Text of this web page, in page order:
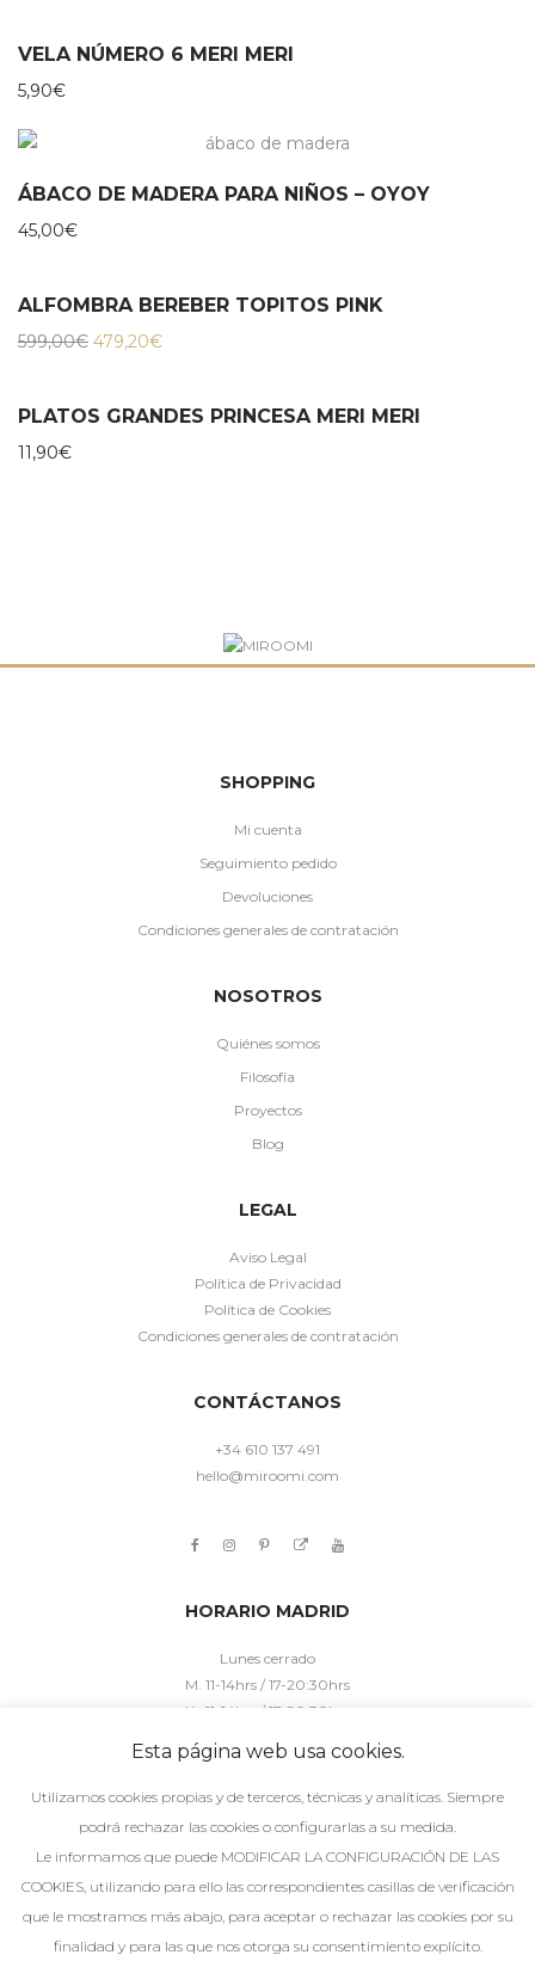
VELA NÚMERO 6 MERI MERI
5,90€
ÁBACO DE MADERA PARA NIÑOS – OYOY
45,00€
ALFOMBRA BEREBER TOPITOS PINK
599,00€ El
era:
479,20€El
es:
PLATOS GRANDES PRINCESA MERI MERI
11,90€
SHOPPING
Mi cuenta
Seguimiento pedido
Devoluciones
Condiciones generales de contratación
NOSOTROS
Quiénes somos
Filosofía
Proyectos
Blog
LEGAL
Aviso Legal
Política de Privacidad
Política de Cookies
Condiciones generales de contratación
CONTÁCTANOS
+34 610 137 491
hello@miroomi.com
HORARIO MADRID
Lunes cerrado
M. 11-14hrs / 17-20:30hrs
X. 11-14hrs / 17-20:30hrs
V. 10:30-14hrs / 16:30-20:30hrs
S. 10:30-14hrs/ 15-20:30hrs
HORARIO MÁLAGA
M. 11-14hrs / 17-20:30hrs
X. 11-14hrs / 17-20:30hrs
Esta página web usa cookies.
Utilizamos cookies propias y de terceros, técnicas y analíticas. Siempre
podrá rechazar las cookies o configurarlas a su medida.
Le informamos que puede MODIFICAR LA CONFIGURACIÓN DE LAS
COOKIES, utilizando para ello las correspondientes casillas de verificación
que le mostramos más abajo, para aceptar o rechazar las cookies por su
finalidad y para las que nos otorga su consentimiento explícito.